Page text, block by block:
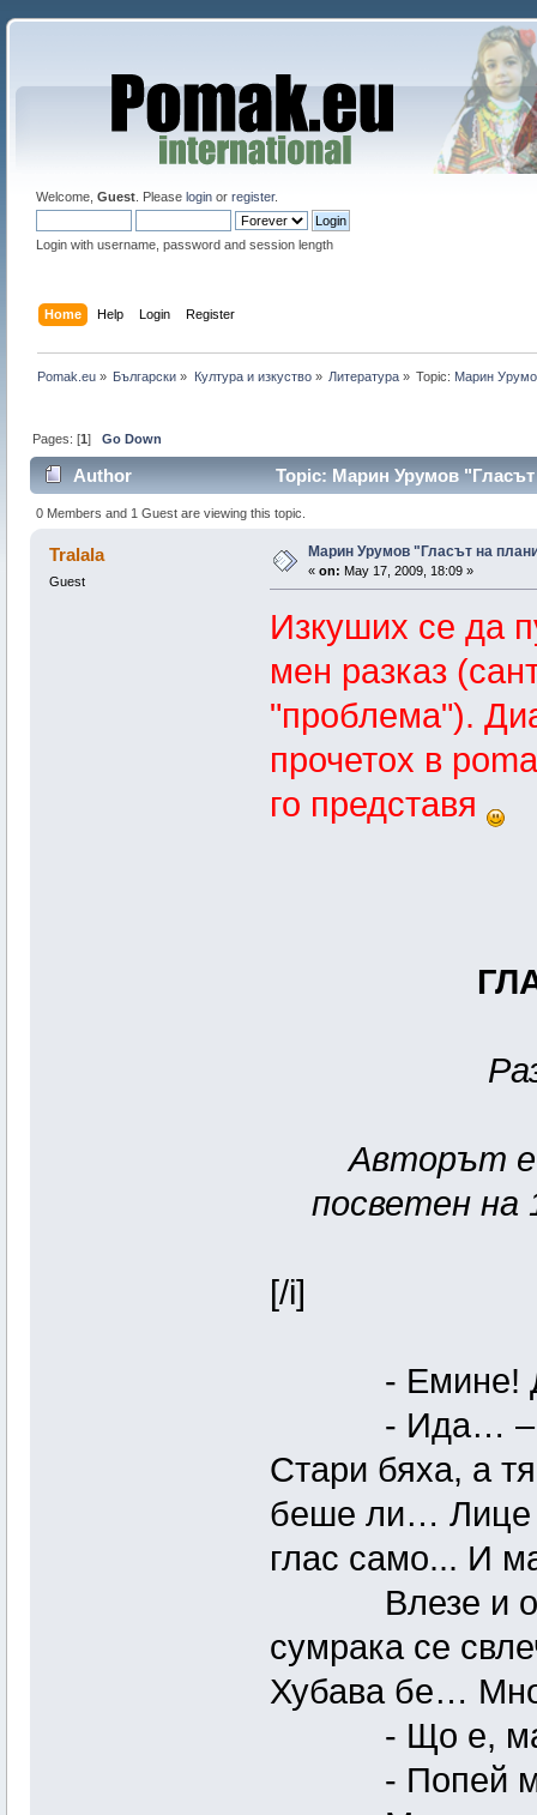
Welcome, Guest. Please loginor register.
Login with username, password and session length
Home Help Login Register
Pomak.eu » Български » Култура и изкуство» Литература » Topic: Марин
Pages: [1]Go Down
Author Topic: Марин Урумов
0 Members and 1 Guest are viewing this topic.
Tralala
Guest
Марин Урумов "Гласът на
« on: May 17, 2009, 18:09 »
Изкуших се да
мен разказ
"проблема").
прочетох в
го представя
Авторът е
посветен на
[/i]
- Емине!
- Ида… –
Стари бяха, а
беше ли… Лице
глас само... И
Влезе и
сумрака се
Хубава бе…
- Що е,
- Попей